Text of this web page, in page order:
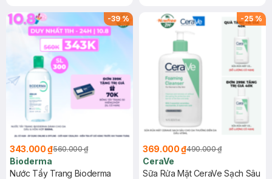
-39%
343.000 ₫560.000 ₫
Bioderma
Nước Tẩy Trang Bioderma
-25 %
369.000 ₫490.000 ₫
CeraVe
Sữa Rửa Mặt CeraVe Sạch Sâu